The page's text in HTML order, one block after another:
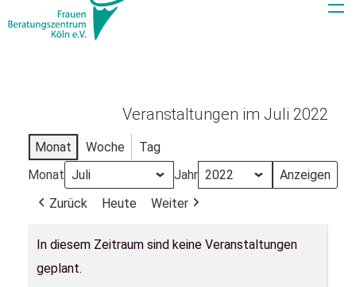
Veranstaltungen im Juli 2022
Monat Woche
Tag
Monat
Jahr
Zurück
Heute Weiter
In diesem Zeitraum sind keine Veranstaltungen
geplant.